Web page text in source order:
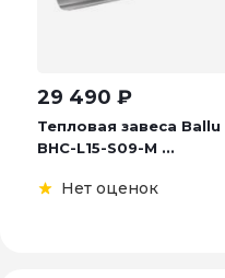
29 490 ₽
Тепловая завеса Ballu
BHC-L15-S09-M ...
Нет оценок